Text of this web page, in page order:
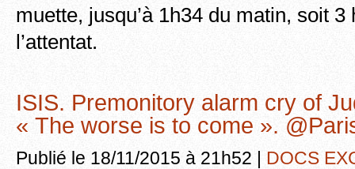
muette, jusqu’à 1h34 du matin, soit 3
l’attentat.
ISIS. Premonitory alarm cry of
« The worse is to come ».
Publié le 18/11/2015 à 21h52 | DOCS